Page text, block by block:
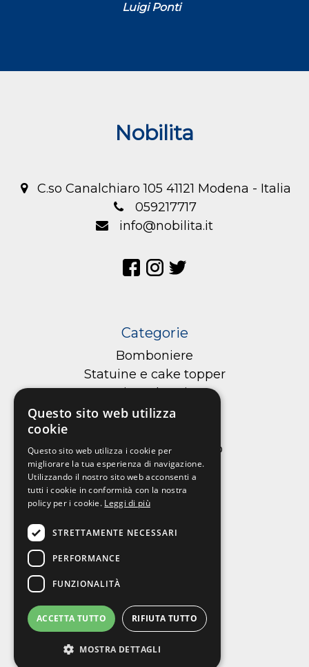
Luigi Ponti
Nobilita
C.so Canalchiaro 105 41121 Modena - Italia
059217717
info@nobilita.it
Categorie
Bomboniere
Statuine e cake topper
Cioccolateria
Confetteria
Tortellini di cioccolato
Cialde per torte
Informazioni
Privacy policy
Cookie policy
Richiedi reso
Questo sito web utilizza
cookie
Questo sito web utilizza i cookie per
migliorare la tua esperienza di navigazione.
Utilizzando il nostro sito web acconsenti a
tutti i cookie in conformità con la nostra
policy per i cookie. Leggi di più
STRETTAMENTE NECESSARI
PERFORMANCE
FUNZIONALITÀ
ACCETTA TUTTO RIFIUTA TUTTO
MOSTRA DETTAGLI